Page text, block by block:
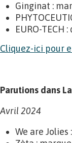
Ginginat :
EURO-
Cliquez-ici pour
Parutions dans
Avril 2024
We are